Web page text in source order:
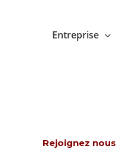
Entreprise
Rejoignez nous